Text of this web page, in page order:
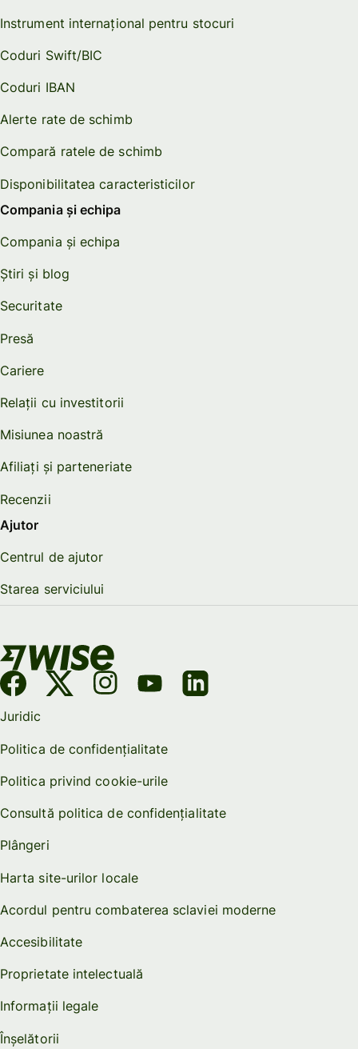
Instrument internațional pentru stocuri
Coduri Swift/BIC
Coduri IBAN
Alerte rate de schimb
Compară ratele de schimb
Disponibilitatea caracteristicilor
Compania și echipa
Compania și echipa
Știri și blog
Securitate
Presă
Cariere
Relații cu investitorii
Misiunea noastră
Afiliați și parteneriate
Recenzii
Ajutor
Centrul de ajutor
Starea serviciului
Juridic
Politica de confidențialitate
Politica privind cookie-urile
Consultă politica de confidențialitate
Plângeri
Harta site-urilor locale
Acordul pentru combaterea sclaviei moderne
Accesibilitate
Proprietate intelectuală
Informații legale
Înșelătorii